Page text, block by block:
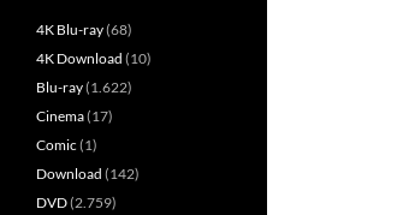
4K Blu-ray(68)
4K Download (10)
Blu-ray(1.622)
Cinema(17)
Comic (1)
Download (142)
DVD(2.759)